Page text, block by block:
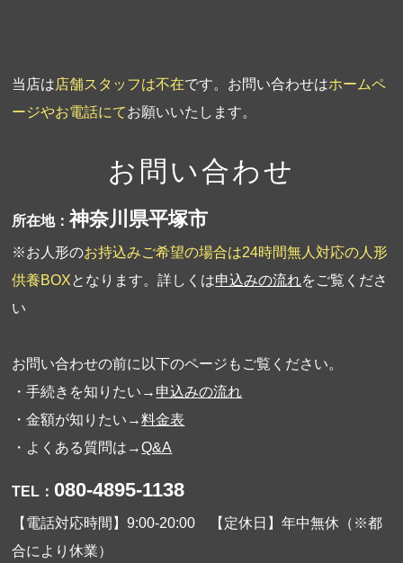
当店は店舗スタッフは不在です。お問い合わせはホームペ
ージやお電話にてお願いいたします。
お問い合わせ
所在地：神奈川県平塚市
※お人形のお持込みご希望の場合は24時間無人対応の人形
供養BOXとなります。詳しくは申込みの流れをご覧くださ
い
お問い合わせの前に以下のページもご覧ください。
・手続きを知りたい→ 申込みの流れ
・金額が知りたい→料金表
・よくある質問は→Q&A
TEL： 080-4895-1138
【電話対応時間】9:00-20:00 【定休日】年中無休（※都
合により休業）